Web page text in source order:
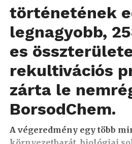
történetének
legnagyobb,
es
rekultivációs
zárta le
BorsodChem.
A végeredmény egy több